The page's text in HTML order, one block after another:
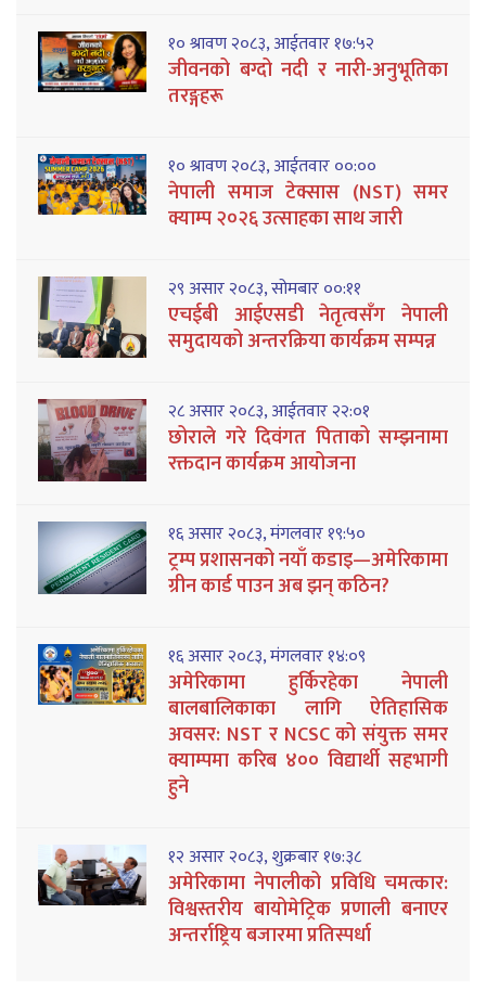
१० श्रावण २०८३, आईतवार १७:५२
जीवनको बग्दो नदी र नारी-अनुभूतिका
तरङ्गहरू
१० श्रावण २०८३, आईतवार ००:००
नेपाली समाज टेक्सास (NST) समर
क्याम्प २०२६ उत्साहका साथ जारी
२९ असार २०८३, सोमबार ००:११
एचईबी आईएसडी नेतृत्वसँग नेपाली
समुदायको अन्तरक्रिया कार्यक्रम सम्पन्न
२८ असार २०८३, आईतवार २२:०१
छोराले गरे दिवंगत पिताको सम्झनामा
रक्तदान कार्यक्रम आयोजना
१६ असार २०८३, मंगलवार १९:५०
ट्रम्प प्रशासनको नयाँ कडाइ—अमेरिकामा
ग्रीन कार्ड पाउन अब झन् कठिन?
१६ असार २०८३, मंगलवार १४:०९
अमेरिकामा हुर्किरहेका नेपाली
बालबालिकाका लागि ऐतिहासिक
अवसर: NST र NCSC को संयुक्त समर
क्याम्पमा करिब ४०० विद्यार्थी सहभागी
हुने
१२ असार २०८३, शुक्रबार १७:३८
अमेरिकामा नेपालीको प्रविधि चमत्कार:
विश्वस्तरीय बायोमेट्रिक प्रणाली बनाएर
अन्तर्राष्ट्रिय बजारमा प्रतिस्पर्धा